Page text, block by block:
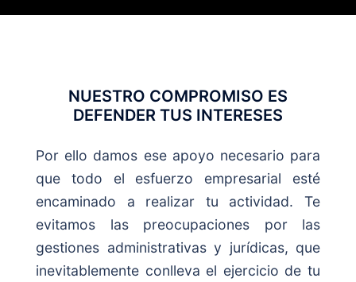
NUESTRO COMPROMISO ES
DEFENDER TUS INTERESES
Por ello damos ese apoyo necesario para
que todo el esfuerzo empresarial esté
encaminado a realizar tu actividad. Te
evitamos las preocupaciones por las
gestiones administrativas y jurídicas, que
inevitablemente conlleva el ejercicio de tu